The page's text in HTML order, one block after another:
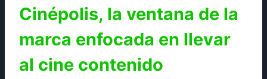
Cinépolis, la ventana de la
marca enfocada en llevar
al cine contenido